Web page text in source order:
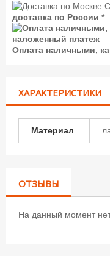
доставка по России *
Оплата наличными,
ХАРАКТЕРИСТИКИ
Материал
ОТЗЫВЫ
На данный момент